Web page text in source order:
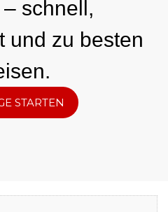
schnell,
und zu besten
STARTEN